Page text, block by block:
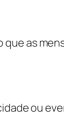
as
ou